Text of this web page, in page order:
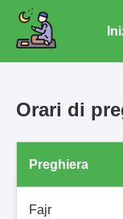
Orari di
Preghiera
Fajr